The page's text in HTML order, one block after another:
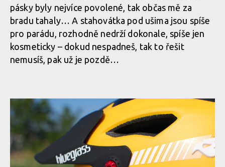
pásky byly nejvíce povolené, tak občas mě za
bradu tahaly… A stahovátka pod ušima jsou spíše
pro parádu, rozhodně nedrží dokonale, spíše jen
kosmeticky – dokud nespadneš, tak to řešit
nemusíš, pak už je pozdě…